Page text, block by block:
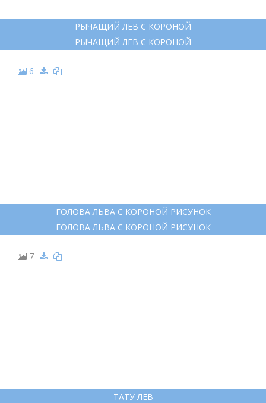
РЫЧАЩИЙ ЛЕВ С КОРОНОЙ
РЫЧАЩИЙ ЛЕВ С КОРОНОЙ
6
ГОЛОВА ЛЬВА С КОРОНОЙ РИСУНОК
ГОЛОВА ЛЬВА С КОРОНОЙ РИСУНОК
7
ТАТУ ЛЕВ